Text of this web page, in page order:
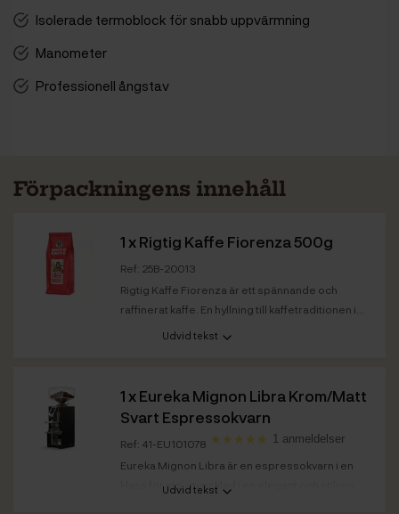
Isolerade termoblock för snabb uppvärmning
Manometer
Professionell ångstav
Förpackningens innehåll
1 xRigtig Kaffe Fiorenza 500g
Ref: 25B-20013
Rigtig Kaffe Fiorenza är ett spännande och
raffinerat kaffe. En hyllning till kaffetraditionen i...
Kaffestyrka
Ljus
Udvid tekst
1 xEureka Mignon Libra Krom/Matt
Svart Espressokvarn
Ref: 41-EU101078 1 anmeldelser
Eureka Mignon Libra är en espressokvarn i en
klass för sig, utvecklad i en elegant och stilren...
Udvid tekst